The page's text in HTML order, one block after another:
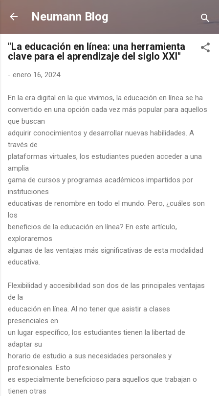
Ir al contenido principal
Neumann Blog
"La educación en línea: una herramienta
clave para el aprendizaje del siglo XXI"
- enero 16, 2024
En la era digital en la que vivimos, la educación en línea se ha
convertido en una opción cada vez más popular para aquellos
que buscan
adquirir conocimientos y desarrollar nuevas habilidades. A
través de
plataformas virtuales, los estudiantes pueden acceder a una
amplia
gama de cursos y programas académicos impartidos por
instituciones
educativas de renombre en todo el mundo. Pero, ¿cuáles son
los
beneficios de la educación en línea? En este artículo,
exploraremos
algunas de las ventajas más significativas de esta modalidad
educativa.
Flexibilidad y accesibilidad son dos de las principales ventajas
de la
educación en línea. Al no tener que asistir a clases
presenciales en
un lugar específico, los estudiantes tienen la libertad de
adaptar su
horario de estudio a sus necesidades personales y
profesionales. Esto
es especialmente beneficioso para aquellos que trabajan o
tienen otras